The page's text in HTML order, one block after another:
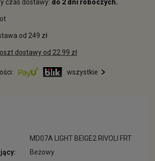
czas dostawy: do 2 dni roboczych.
od 249 zł
dostawy od 22.99 zł
wszystkie
MD07A LIGHT BEIGE2 RIVOLI FRT
Beżowy